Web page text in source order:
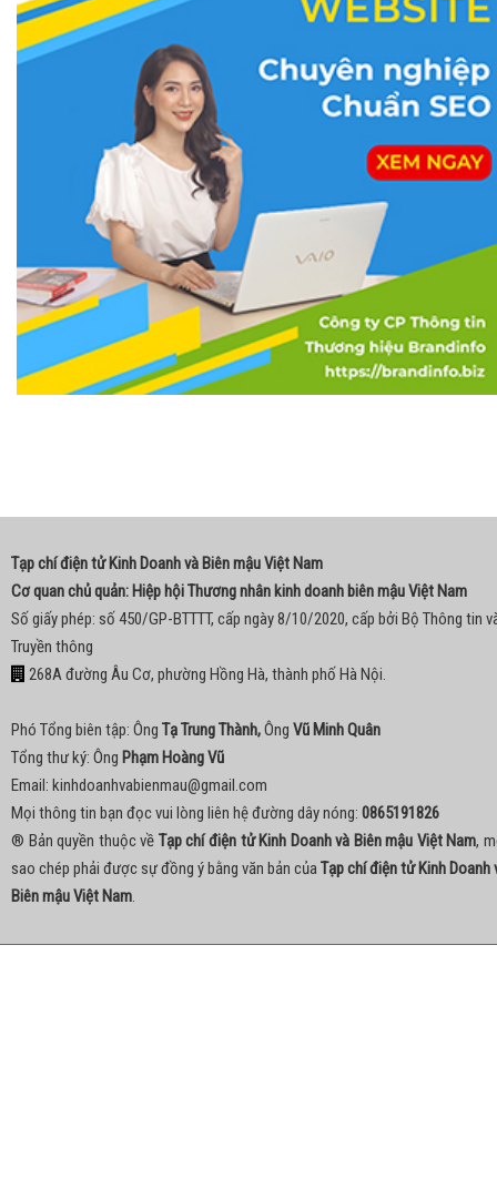
Tạp chí điện tử Kinh Doanh và Biên mậu Việt Nam
Cơ quan chủ quản: Hiệp hội Thương nhân kinh doanh biên mậu Việt Nam
Số giấy phép: số 450/GP-BTTTT, cấp ngày 8/10/2020, cấp bởi Bộ Thông tin
Truyền thông
268A đường Âu Cơ, phường Hồng Hà, thành phố Hà Nội.
Phó Tổng biên tập: Ông Tạ Trung Thành,Ông Vũ Minh Quân
Tổng thư ký: Ông Phạm Hoàng Vũ
Email: kinhdoanhvabienmau@gmail.com
Mọi thông tin bạn đọc vui lòng liên hệ đường dây nóng: 0865191826
® Bản quyền thuộc về Tạp chí điện tử Kinh Doanh và Biên mậu Việt Nam,
sao chép phải được sự đồng ý bằng văn bản củaTạp chí điện tử Kinh Doanh
Biên mậu Việt Nam.